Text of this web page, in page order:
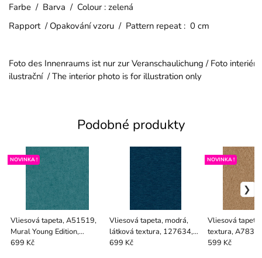
Farbe / Barva / Colour : zelená
Rapport / Opakování vzoru / Pattern repeat : 0 cm
Foto des Innenraums ist nur zur Veranschaulichung / Foto
ilustrační / The interior photo is for illustration only
Podobné produkty
Vliesová tapeta, A51519,
Mural Young Edition,
Grandeco
NOVINKA !
699 Kč
Vliesová tapeta, modrá,
látková textura, 127634,
V2027
699 Kč
Vliesová
textura,
NOVINKA !
599 Kč